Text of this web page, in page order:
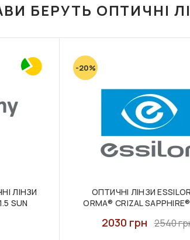
БЕРУТЬ ОПТИЧНІ
ЛІНЗИ
SUN
-20%
ОПТИЧНІ ЛІНЗИ
ORMA® CRIZAL
2030 грн 2540